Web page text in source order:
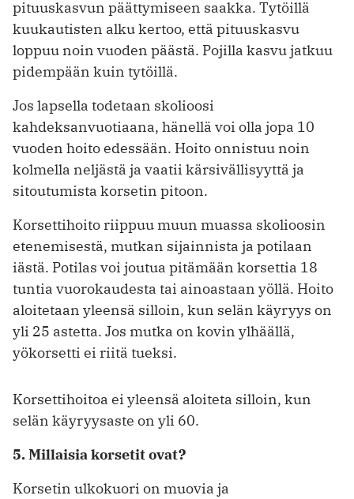
pituuskasvun päättymiseen saakka. Tytöillä
kuukautisten alku kertoo, että pituuskasvu
loppuu noin vuoden päästä. Pojilla kasvu jatkuu
pidempään kuin tytöillä.
Jos lapsella todetaan skolioosi
kahdeksanvuotiaana, hänellä voi olla jopa 10
vuoden hoito edessään. Hoito onnistuu noin
kolmella neljästä ja vaatii kärsivällisyyttä ja
sitoutumista korsetin pitoon.
Korsettihoito riippuu muun muassa skolioosin
etenemisestä, mutkan sijainnista ja potilaan
iästä. Potilas voi joutua pitämään korsettia 18
tuntia vuorokaudesta tai ainoastaan yöllä. Hoito
aloitetaan yleensä silloin, kun selän käyryys on
yli 25 astetta. Jos mutka on kovin ylhäällä,
yökorsetti ei riitä tueksi.
Korsettihoitoa ei yleensä aloiteta silloin, kun
selän käyryysaste on yli 60.
5. Millaisia korsetit ovat?
Korsetin ulkokuori on muovia ja